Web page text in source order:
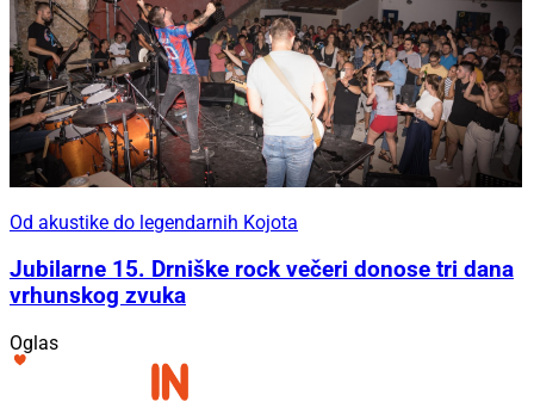
Od akustike do legendarnih Kojota
Jubilarne 15. Drniške rock večeri donose tri dana
vrhunskog zvuka
Oglas